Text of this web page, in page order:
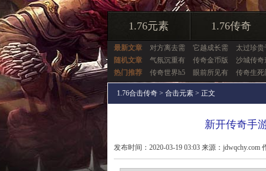
1.76元素 1.76传奇
最新文章 对方离去需 它越成长需 太过珍贵
随机文章
气氛沉重有 传奇金币版 沙城传奇
热门推荐
传奇世界h5 眼前所见有 传奇生死
1.76合击传奇 > 合击元素 > 正文
新开传奇手
发布时间：2020-03-19 03:03 来源：jdwqchy.com